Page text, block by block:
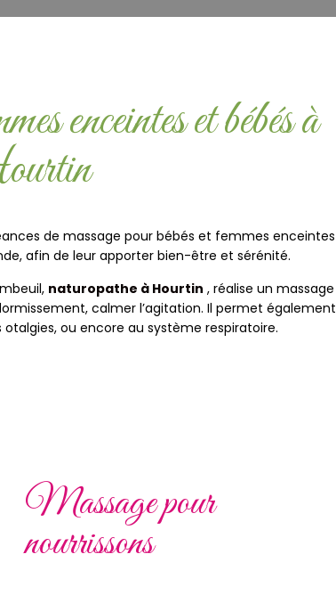
enceintes et bébés à
de massage pour bébés et femmes enceintes
afin de leur apporter bien-être et sérénité.
naturopathe à Hourtin , réalise un massage
calmer l’agitation. Il permet également
otalgies, ou encore au système respiratoire.
Massage pour
nourrissons